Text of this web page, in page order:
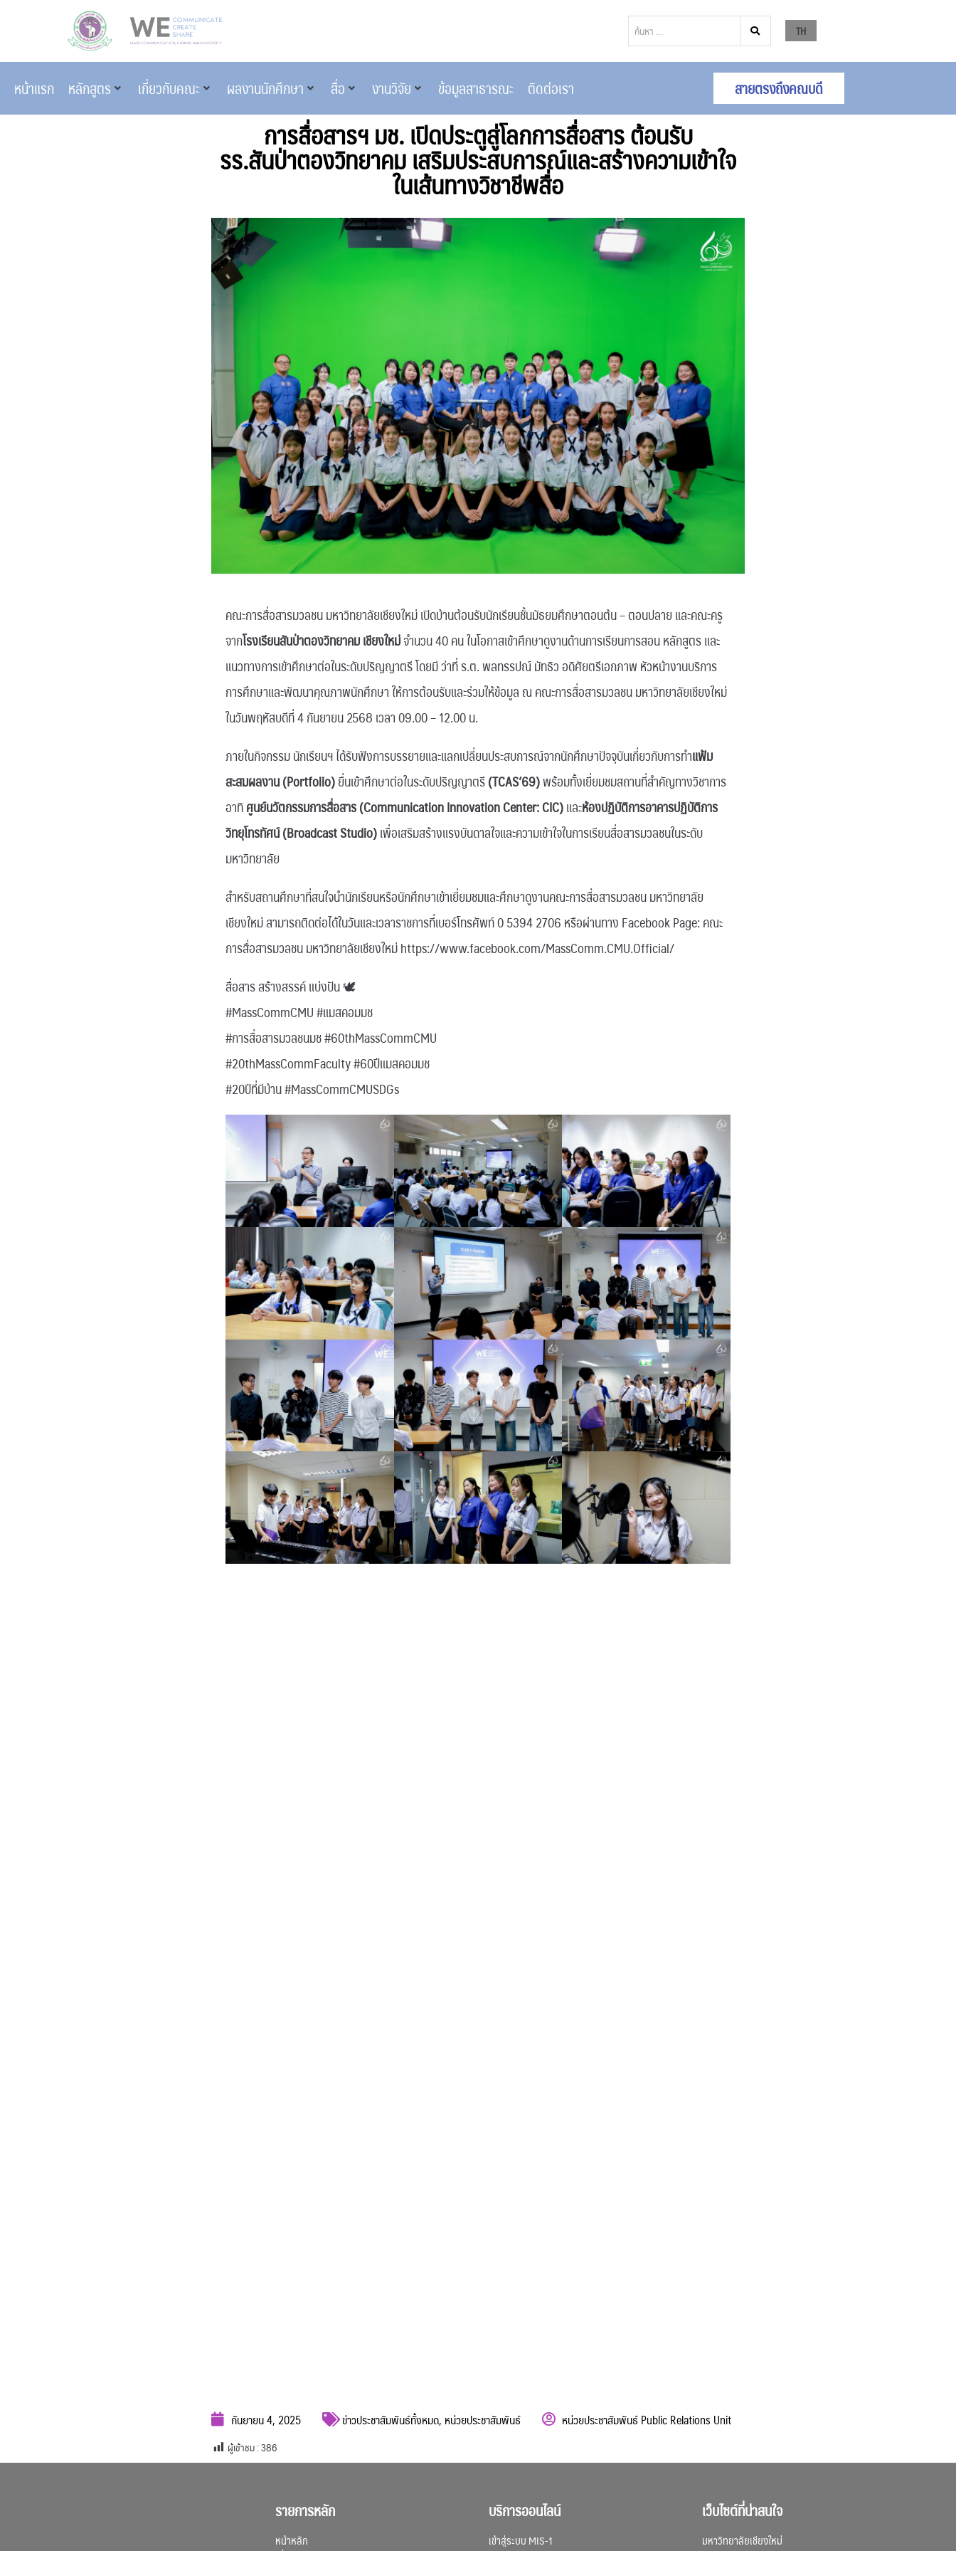
TH
หน้าแรก หลักสูตร เกี่ยวกับคณะ ผลงานนักศึกษา สื่อ งานวิจัย ข้อมูลสาธารณะ ติดต่อเรา สายตรงถึงคณบดี
การสื่อสารฯ มช. เปิดประตูสู่โลกการสื่อสาร ต้อนรับ
รร.สันป่าตองวิทยาคม เสริมประสบการณ์และสร้างความเข้าใจ
ในเส้นทางวิชาชีพสื่อ
คณะการสื่อสารมวลชน มหาวิทยาลัยเชียงใหม่ เปิดบ้านต้อนรับนักเรียนชั้นมัธยมศึกษาตอนต้น – ตอนปลาย และคณะครู
จากโรงเรียนสันป่าตองวิทยาคม เชียงใหม่จำนวน 40 คน ในโอกาสเข้าศึกษาดูงานด้านการเรียนการสอน หลักสูตร และ
แนวทางการเข้าศึกษาต่อในระดับปริญญาตรี โดยมี ว่าที่ ร.ต. พลทรรปณ์ มัทธิว อดิศัยตรีเอกภาพ หัวหน้างานบริการ
การศึกษาและพัฒนาคุณภาพนักศึกษา ให้การต้อนรับและร่วมให้ข้อมูล ณ คณะการสื่อสารมวลชน มหาวิทยาลัยเชียงใหม่
ในวันพฤหัสบดีที่ 4 กันยายน 2568 เวลา 09.00 – 12.00 น.
ภายในกิจกรรม นักเรียนฯ ได้รับฟังการบรรยายและแลกเปลี่ยนประสบการณ์จากนักศึกษาปัจจุบันเกี่ยวกับการทำแฟ้ม
สะสมผลงาน (Portfolio)ยื่นเข้าศึกษาต่อในระดับปริญญาตรี(TCAS’69)พร้อมทั้งเยี่ยมชมสถานที่สำคัญทางวิชาการ
อาทิศูนย์นวัตกรรมการสื่อสาร (Communication Innovation Center: CIC)และห้องปฏิบัติการอาคารปฏิบัติการ
วิทยุโทรทัศน์ (Broadcast Studio)เพื่อเสริมสร้างแรงบันดาลใจและความเข้าใจในการเรียนสื่อสารมวลชนในระดับ
มหาวิทยาลัย
สำหรับสถานศึกษาที่สนใจนำนักเรียนหรือนักศึกษาเข้าเยี่ยมชมและศึกษาดูงานคณะการสื่อสารมวลชน มหาวิทยาลัย
เชียงใหม่ สามารถติดต่อได้ในวันและเวลาราชการที่เบอร์โทรศัพท์ 0 5394 2706 หรือผ่านทาง Facebook Page: คณะ
การสื่อสารมวลชน มหาวิทยาลัยเชียงใหม่ https://www.facebook.com/MassComm.CMU.Official/
สื่อสาร สร้างสรรค์ แบ่งปัน 🕊
#MassCommCMU #แมสคอมมช
#การสื่อสารมวลชนมช #60thMassCommCMU
#20thMassCommFaculty #60ปีแมสคอมมช
#20ปีที่มีบ้าน #MassCommCMUSDGs
กันยายน 4, 2025 ข่าวประชาสัมพันธ์ทั้งหมด, หน่วยประชาสัมพันธ์ หน่วยประชาสัมพันธ์ Public Relations Unit
ผู้เข้าชม :386
รายการหลัก
หน้าหลัก
บริการออนไลน์
เข้าสู่ระบบ MIS-1
เว็บไซต์ที่น่าสนใจ
มหาวิทยาลัยเชียงใหม่